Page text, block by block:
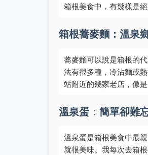
箱根美食中，有幾樣是
箱根蕎麥麵：溫泉
蕎麥麵可以說是箱根的
法有很多種，冷沾麵或
站附近的幾家老店，像
溫泉蛋：簡單卻難
溫泉蛋是箱根美食中最
就很美味。我每次去箱